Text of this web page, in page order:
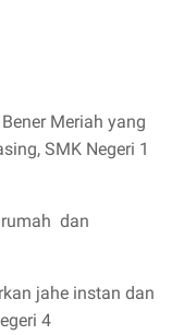
Meriah yang
SMK Negeri 1
rumah dan
jahe instan dan
4